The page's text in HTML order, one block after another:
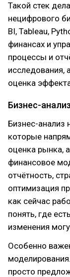
Такой стек
нецифрового
BI, Tableau,
финансах и
процессы и
исследования,
оценка
Бизнес-
Бизнес-анализ
которые
оценка рынка,
финансовое
отчётность,
оптимизация
как сейчас
понять, где
изменения
Особенно
просто